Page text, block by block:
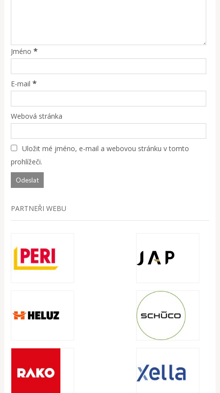
Jméno *
E-mail *
Webová stránka
Uložit mé jméno, e-mail a webovou stránku v tomto
prohlížeči.
PARTNEŘI WEBU